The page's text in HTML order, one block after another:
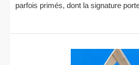
parfois primés, dont la signature